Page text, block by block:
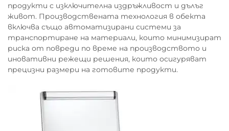
продукти с изключителна издръжливост и дълъг
живот. Производствената технология в обекта
включва също автоматизирани системи за
транспортиране на материали, които минимизират
риска от повреди по време на производството и
иновативни режещи решения, които осигуряват
прецизни размери на готовите продукти.